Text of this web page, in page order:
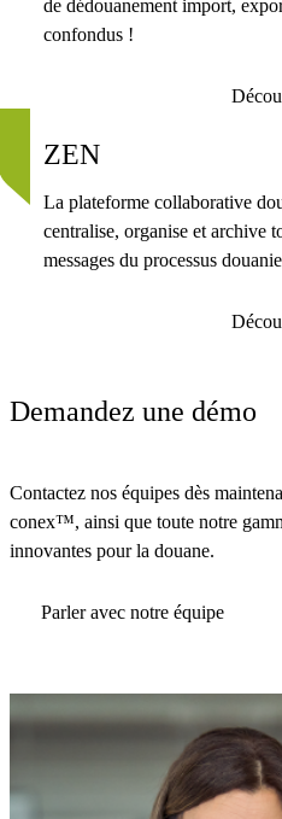
de dédouanement import,
confondus !
ZEN
La plateforme collaborative
centralise, organise et archive
messages du processus
Demandez une démo
Contactez nos équipes dès
conex™, ainsi que toute notre
innovantes pour la douane.
Parler avec notre équipe